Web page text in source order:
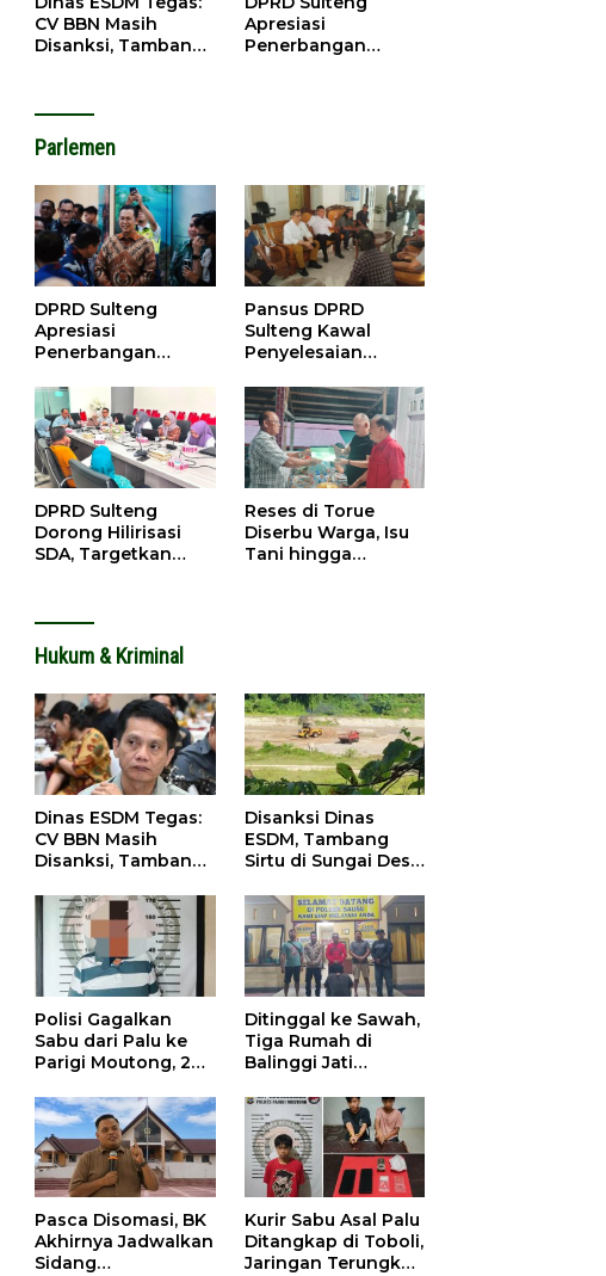
CV BBN Masih
Disanksi, Tambang
Apresiasi
Penerbangan
Parlemen
DPRD Sulteng
Apresiasi
Penerbangan
Guangzhou, Dorong
Investasi
Pansus DPRD
Sulteng Kawal
Penyelesaian
Sawit di Tolitoli
DPRD Sulteng
Dorong Hilirisasi
SDA, Targetkan
Reses di Torue
Diserbu Warga, Isu
Tani hingga
Hukum & Kriminal
Dinas ESDM Tegas:
CV BBN Masih
Disanksi, Tambang
Dilarang Beroperasi
Disanksi Dinas
ESDM, Tambang
Sirtu di Sungai Desa
Polisi Gagalkan
Sabu dari Palu ke
Parigi Moutong, 2
Ditangkap
Ditinggal ke Sawah,
Tiga Rumah di
Balinggi Jati
Ditangkap Dini Hari
Pasca Disomasi, BK
Akhirnya Jadwalkan
Sidang
Kurir Sabu Asal Palu
Ditangkap di Toboli,
Jaringan Terungkap